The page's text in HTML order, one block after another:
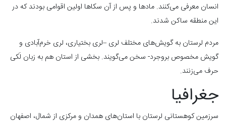
انسان معرفی می‌کنند. مادها و پس از آن سکاها اولین اقوامی بودند که در
این منطقه ساکن شدند.
مردم لرستان به گویش‌های مختلف لری –لری بختیاری، لری خرم‌آبادی و
گویش مخصوص بروجرد- سخن می‌گویند. بخشی از استان هم به زبان لَکی
حرف می‌زنند.
جغرافیا
سرزمین کوهستانی لرستان با استان‌های همدان و مرکزی از شمال، اصفهان